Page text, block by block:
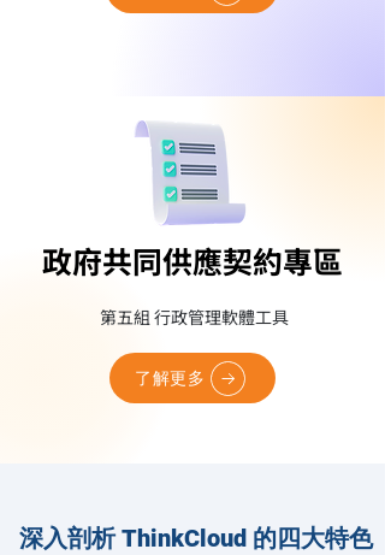
政府共同供應契約專區
政府共同供應契約專區
第五組 行政管理軟體工具
了解更多
深入剖析 ThinkCloud 的四大特色